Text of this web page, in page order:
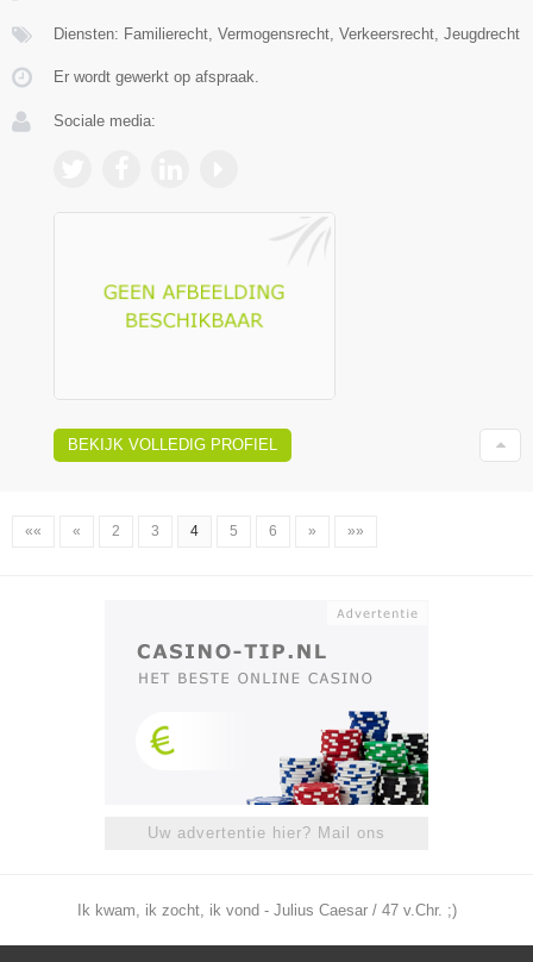
Diensten: Familierecht, Vermogensrecht, Verkeersrecht, Jeugdrecht
Er wordt gewerkt op afspraak.
Sociale media:
BEKIJK VOLLEDIG PROFIEL
«« « 2 3 4 5 6 » »»
Uw advertentie hier? Mail ons
Ik kwam, ik zocht, ik vond - Julius Caesar / 47 v.Chr. ;)